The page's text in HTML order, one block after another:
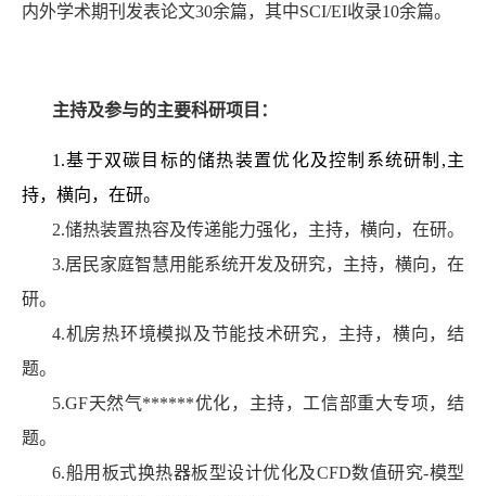
内外学术期刊发表论文30余篇，其中SCI/EI收录10余篇。
主持及参与的主要科研项目：
1.基于双碳目标的储热装置优化及控制系统研制,主
持，横向，在研。
2.储热装置热容及传递能力强化，主持，横向，在研。
3.居民家庭智慧用能系统开发及研究，主持，横向，在
研。
4.机房热环境模拟及节能技术研究，主持，横向，结
题。
5.GF天然气******优化，主持，工信部重大专项，结
题。
6.船用板式换热器板型设计优化及CFD数值研究-模型